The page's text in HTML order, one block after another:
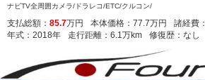
ナビTV全周囲カメラ/ドラレコ/ETC/クルコン/
支払総額： 85.7万円 本体価格： 77.7万円 諸経費：
年式： 2018年 走行距離： 6.1万km 修復歴： なし